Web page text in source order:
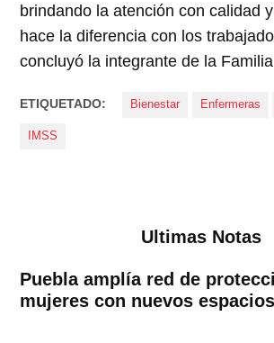
brindando la atención con calidad
hace la diferencia con los
concluyó la integrante de la
ETIQUETADO: Bienestar Enfermeras
IMSS
Ultimas Notas
Puebla amplía red de
mujeres con nuevos